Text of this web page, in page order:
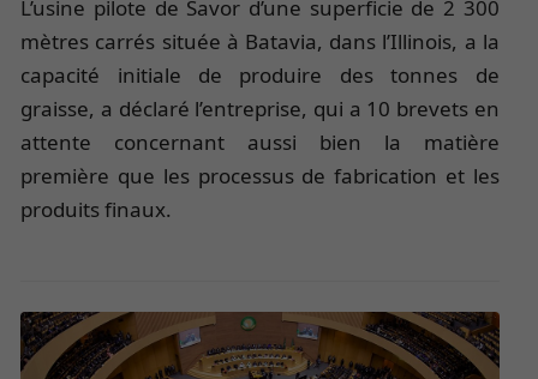
L’usine pilote de Savor d’une superficie de 2 300
mètres carrés située à Batavia, dans l’Illinois, a la
capacité initiale de produire des tonnes de
graisse, a déclaré l’entreprise, qui a 10 brevets en
attente concernant aussi bien la matière
première que les processus de fabrication et les
produits finaux.